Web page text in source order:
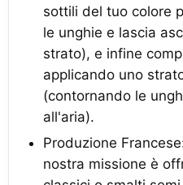
sottili del tuo colore
le unghie e lascia
strato), e infine
applicando uno
(contornando le
all'aria).
Produzione
nostra missione è